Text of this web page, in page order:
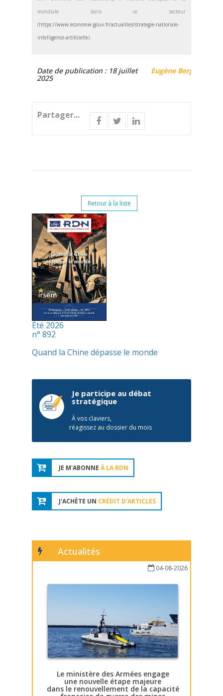
mondiale dans ce secteur
(https://www.economie.gouv.fr/actualites/strategie-nationale-
intelligence-artificielle).
Eugène Berg
Date de publication : 18 juillet
2025
Partager...
Retour à la liste
Été 2026
n° 892
Quand la Chine dépasse le monde
Je participe au débat
stratégique
À vos claviers,
réagissez au dossier du mois
JE M'ABONNE À LA RDN
J'ACHÈTE UN CRÉDIT D'ARTICLES
Actualités
04-08-2026
Le ministère des Armées engage
une nouvelle étape majeure
dans le renouvellement de la capacité